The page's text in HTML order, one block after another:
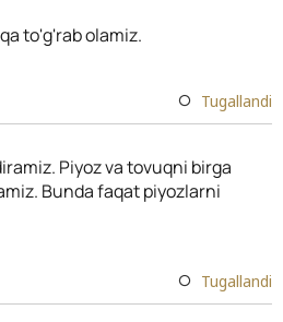
to'g'rab olamiz.
Tugallandi
Piyoz va tovuqni birga
Bunda faqat piyozlarni
Tugallandi